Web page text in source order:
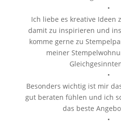
•
Ich liebe es kreative Ideen
damit zu inspirieren und
komme gerne zu
meiner
•
Besonders wichtig ist mir
gut beraten fühlen und ich
das beste
•